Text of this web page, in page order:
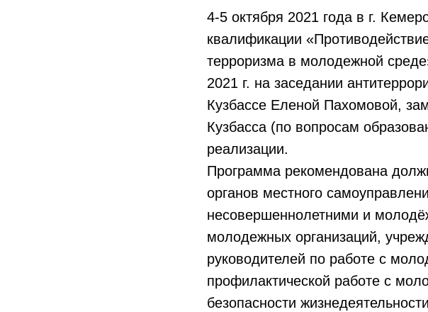
4-5 октября 2021 года в г.
квалификации
терроризма в молодежной
2021 г. на заседании
Кузбассе Еленой Пахомовой,
Кузбасса (по вопросам
реализации.
Программа рекомендована
органов местного
несовершеннолетними и
молодежных организаций,
руководителей по работе с
профилактической работе с
безопасности